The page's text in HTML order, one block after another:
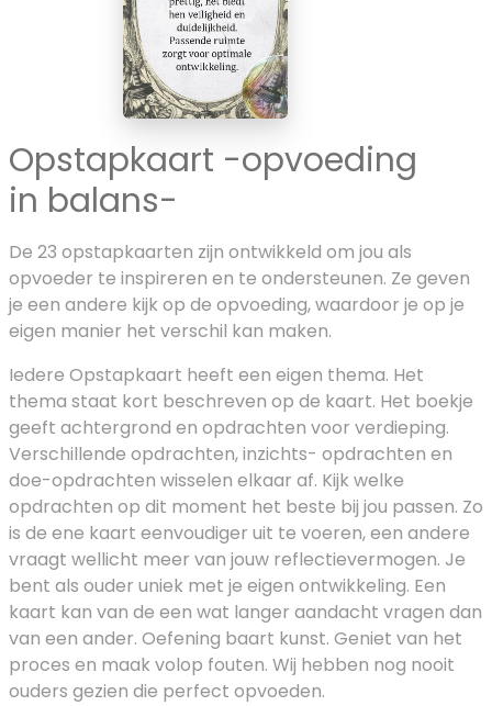
Opstapkaart -opvoeding
in balans-
De 23 opstapkaarten zijn ontwikkeld om jou als
opvoeder te inspireren en te ondersteunen. Ze geven
je een andere kijk op de opvoeding, waardoor je op je
eigen manier het verschil kan maken.
Iedere Opstapkaart heeft een eigen thema. Het
thema staat kort beschreven op de kaart. Het boekje
geeft achtergrond en opdrachten voor verdieping.
Verschillende opdrachten, inzichts- opdrachten en
doe-opdrachten wisselen elkaar af. Kijk welke
opdrachten op dit moment het beste bij jou passen. Zo
is de ene kaart eenvoudiger uit te voeren, een andere
vraagt wellicht meer van jouw reflectievermogen. Je
bent als ouder uniek met je eigen ontwikkeling. Een
kaart kan van de een wat langer aandacht vragen dan
van een ander. Oefening baart kunst. Geniet van het
proces en maak volop fouten. Wij hebben nog nooit
ouders gezien die perfect opvoeden.